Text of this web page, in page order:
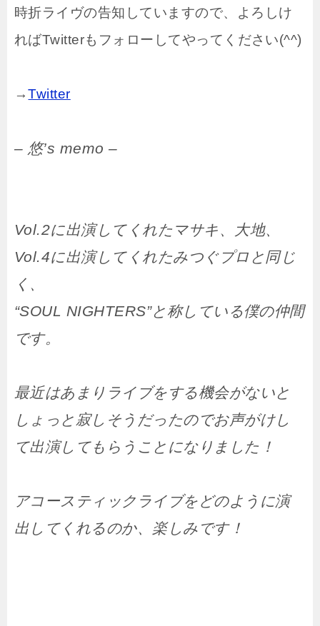
時折ライヴの告知していますので、よろしけ
ればTwitterもフォローしてやってください(^^)
→Twitter
– 悠’s memo –
Vol.2に出演してくれたマサキ、大地、
Vol.4に出演してくれたみつぐプロと同じ
く、
“SOUL NIGHTERS”と称している僕の仲間
です。
最近はあまりライブをする機会がないと
しょっと寂しそうだったのでお声がけし
て出演してもらうことになりました！
アコースティックライブをどのように演
出してくれるのか、楽しみです！